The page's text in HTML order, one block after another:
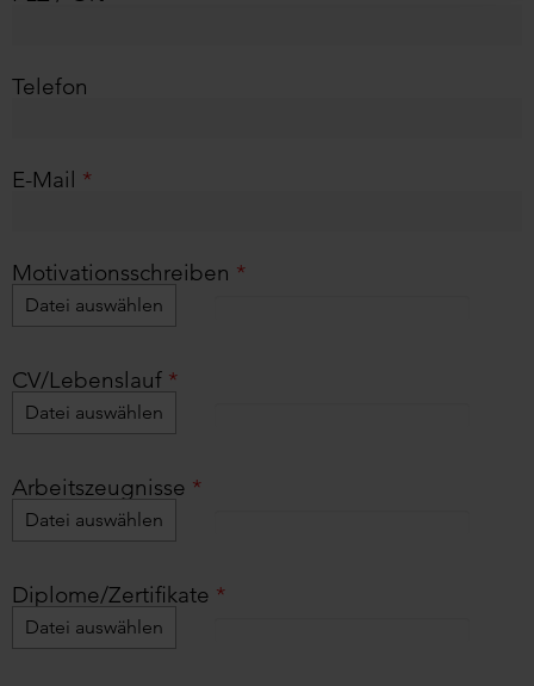
Telefon
E-Mail *
Motivationsschreiben *
Datei auswählen
CV/Lebenslauf *
Datei auswählen
Arbeitszeugnisse *
Datei auswählen
Diplome/Zertifikate *
Datei auswählen